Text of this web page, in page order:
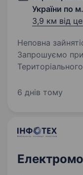
України по
3,9 км від
Неповна
Запрошуємо
здоров’я, який
6 днів тому